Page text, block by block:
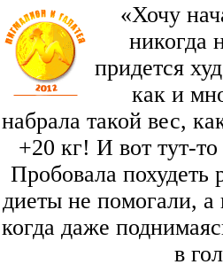
«Хочу
никогда
придется
как и
набрала такой вес,
+20 кг! И вот тут-
Пробовала
диеты не помогали, а
когда даже
в